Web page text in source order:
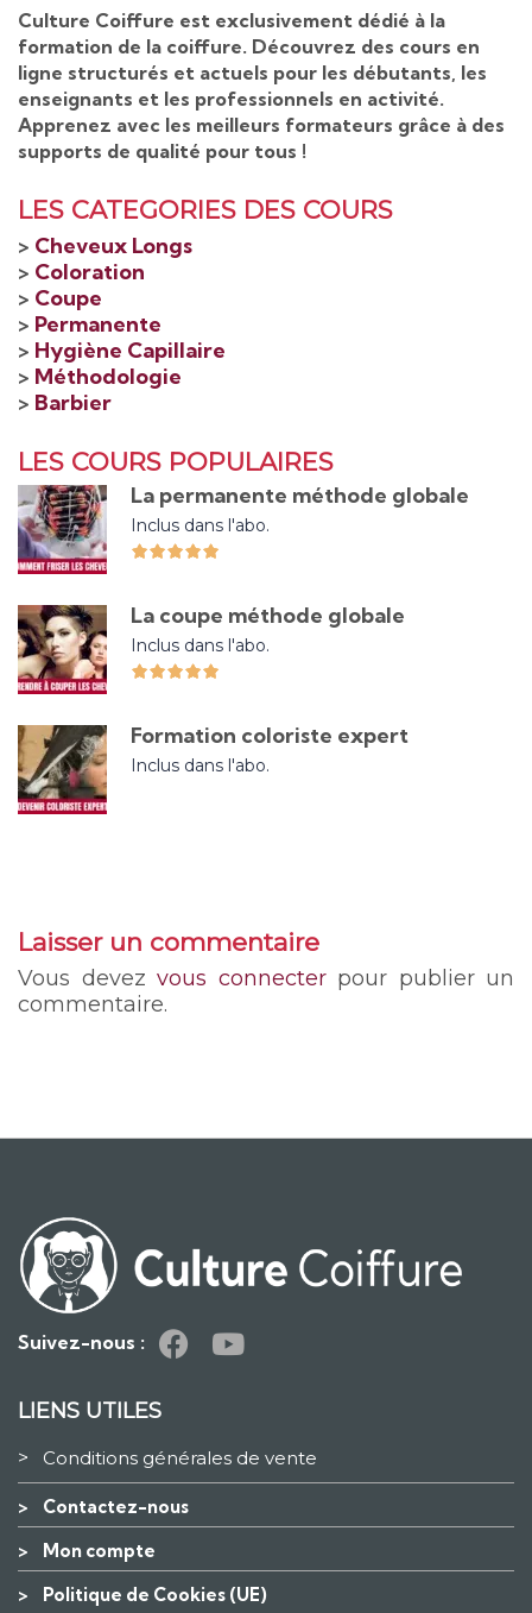
Culture Coiffure est exclusivement dédié à la
formation de la coiffure. Découvrez des cours en
ligne structurés et actuels pour les débutants, les
enseignants et les professionnels en activité.
Apprenez avec les meilleurs formateurs grâce à des
supports de qualité pour tous !
LES CATEGORIES DES COURS
> Cheveux Longs
> Coloration
> Coupe
> Permanente
> Hygiène Capillaire
> Méthodologie
> Barbier
LES COURS POPULAIRES
La permanente méthode globale
Inclus dans l'abo.
La coupe méthode globale
Inclus dans l'abo.
Formation coloriste expert
Inclus dans l'abo.
Laisser un commentaire
Vous devez vous connecterpour publier un
commentaire.
Suivez-nous :
LIENS UTILES
> Conditions générales de vente
> Contactez-nous
> Mon compte
> Politique de Cookies (UE)